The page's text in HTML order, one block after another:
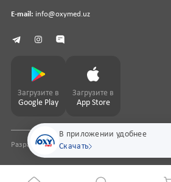
В приложении удобнее
Скачать
E-mail: info@oxymed.uz
Загрузите в
Google Play
Загрузите в
App Store
Разработка сайтаpharmit.uz